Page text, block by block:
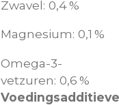
Zwavel: 0,4 %
Magnesium: 0,1 %
Omega-3-
vetzuren: 0,6 %